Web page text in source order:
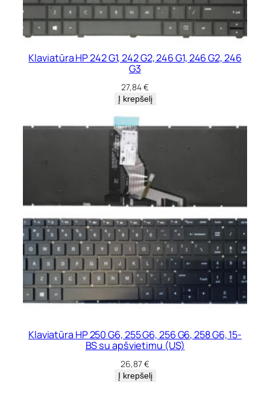
Klaviatūra HP 242 G1, 242 G2, 246 G1, 246 G2, 246
G3
27,84€
Į krepšelį
Klaviatūra HP 250 G6, 255 G6, 256 G6, 258 G6, 15-
BS su apšvietimu (US)
26,87€
Į krepšelį